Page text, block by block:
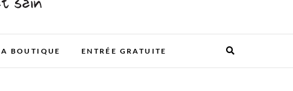
BOUTIQUE ENTRÉE GRATUITE